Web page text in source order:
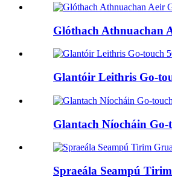
Glóthach Athnuachan
Glantóir Leithris Go-
Glantach Níocháin
Spraeála Seampú